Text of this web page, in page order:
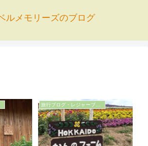
ルメモリーズのブログ